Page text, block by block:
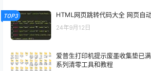
TOP3 HTML网页跳转代码大全 网页自
24年9月12日
爱普生打印机提示废墨收集垫已
系列清零工具和教程